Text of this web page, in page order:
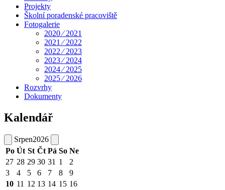
Projekty
Školní poradenské pracoviště
Fotogalerie
2020 ⁄ 2021
2021 ⁄ 2022
2022 ⁄ 2023
2023 ⁄ 2024
2024 ⁄ 2025
2025 ⁄ 2026
Rozvrhy
Dokumenty
Kalendář
Srpen2026
Po Út St Čt Pá So Ne
27 28 29 30 31 1
2
3
4 5 6 7 8
9
10 11 12 13 14 15 16